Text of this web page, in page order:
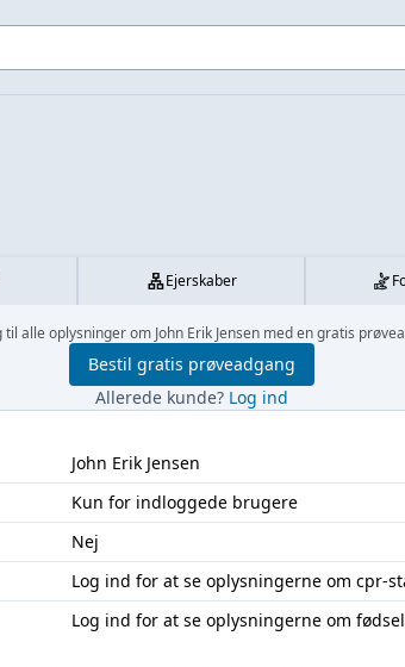
Ejerskaber
til alle oplysninger om John Erik Jensen med en gratis
Bestil gratis prøveadgang
Allerede kunde? Log ind
John Erik Jensen
Kun for indloggede brugere
Nej
Log ind for at se oplysningerne om cpr-
Log ind for at se oplysningerne om